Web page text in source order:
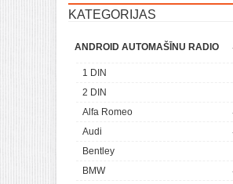
KATEGORIJAS
ANDROID AUTOMAŠĪNU RADIO
1 DIN
2 DIN
Alfa Romeo
Audi
Bentley
BMW